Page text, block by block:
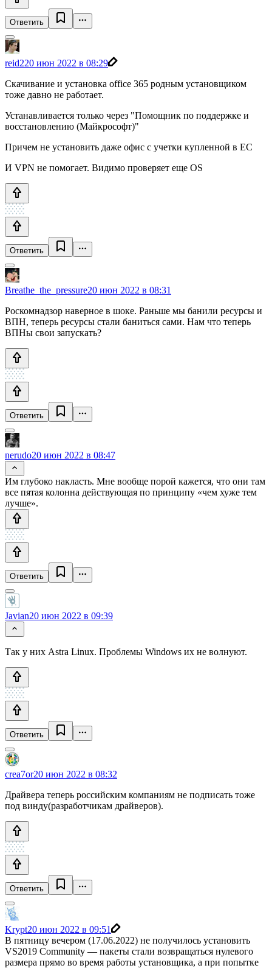
Ответить
reid220 июн 2022 в 08:29
Скачивание и установка office 365 родным установщиком
тоже давно не работает.
Устанавливается только через "Помощник по поддержке и
восстановлению (Майкрософт)"
Причем не установить даже офис с учетки купленной в EC
И VPN не помогает. Видимо проверяет еще OS
Ответить
Breathe_the_pressure20 июн 2022 в 08:31
Роскомнадзор наверное в шоке. Раньше мы банили ресурсы и
ВПН, теперь ресурсы стали баниться сами. Нам что теперь
ВПНы свои запускать?
Ответить
nerudo20 июн 2022 в 08:47
Им глубоко накласть. Мне вообще порой кажется, что они там
все пятая колонна действующая по принципу «чем хуже тем
лучше».
Ответить
Javian20 июн 2022 в 09:39
Так у них Astra Linux. Проблемы Windows их не волнуют.
Ответить
crea7or20 июн 2022 в 08:32
Драйвера теперь российским компаниям не подписать тоже
под винду(разработчикам драйверов).
Ответить
Krypt20 июн 2022 в 09:51
В пятницу вечером (17.06.2022) не получилось установить
VS2019 Community — пакеты стали возвращаться нулевого
размера прямо во время работы установщика, а при попытке